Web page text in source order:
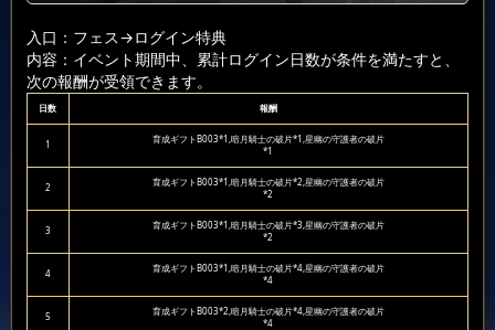
入口：フェス→ログイン特典
内容：イベント期間中、累計ログイン日数が条件を満たすと、
次の報酬が受領できます。
日数 報酬
1
育成ギフトB003*1,暗月騎士の破片*1,星幽の守護者の破片
*1
2
育成ギフトB003*1,暗月騎士の破片*2,星幽の守護者の破片
*2
3
育成ギフトB003*1,暗月騎士の破片*3,星幽の守護者の破片
*2
4
育成ギフトB003*1,暗月騎士の破片*4,星幽の守護者の破片
*4
5
育成ギフトB003*2,暗月騎士の破片*4,星幽の守護者の破片
*4